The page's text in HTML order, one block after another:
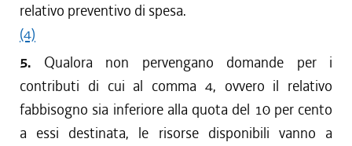
relativo preventivo di spesa.
(4)
5. Qualora non pervengano domande per i
contributi di cui al comma 4, ovvero il relativo
fabbisogno sia inferiore alla quota del 10 per cento
a essi destinata, le risorse disponibili vanno a